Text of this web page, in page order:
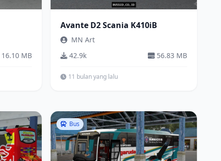
16.10 MB
Avante D2 Scania K410iB
MN Art
42.9k
56.83 MB
11 bulan yang lalu
Bus